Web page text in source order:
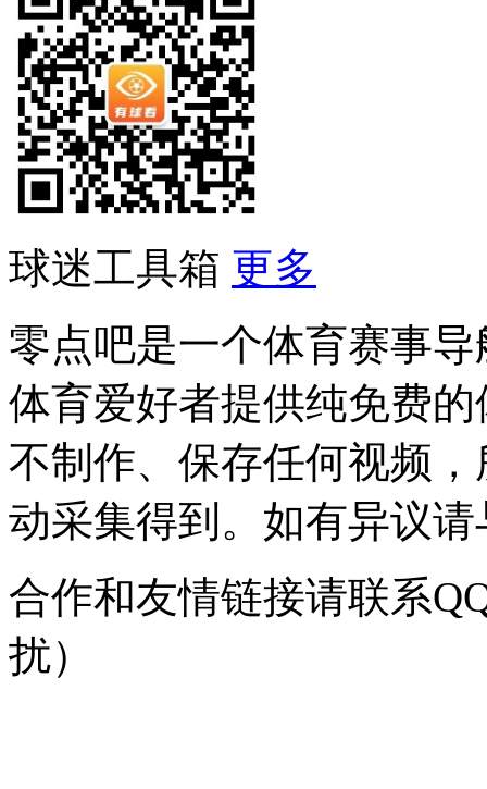
球迷工具箱 更多
零点吧是一个体育赛事
体育爱好者提供纯免费
不制作、保存任何视频
动采集得到。如有异议
合作和友情链接请联系
扰）